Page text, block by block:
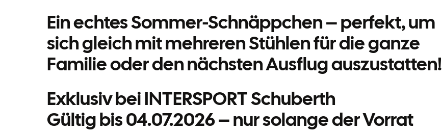
Ein echtes Sommer-Schnäppchen – perfekt, um
sich gleich mit mehreren Stühlen für die ganze
Familie oder den nächsten Ausflug auszustatten!
Exklusiv bei INTERSPORT Schuberth
Gültig bis 04.07.2026 – nur solange der Vorrat